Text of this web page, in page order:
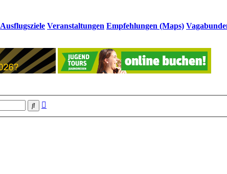
Ausflugsziele Veranstaltungen Empfehlungen (Maps)
Suche